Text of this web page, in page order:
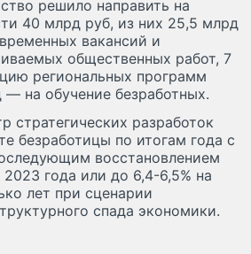
решило направить на
40 млрд руб, из них 25,5 млрд
вакансий и
общественных работ, 7
региональных программ
на обучение безработных.
стратегических разработок
безработицы по итогам года с
восстановлением
года или до 6,4-6,5% на
лет при сценарии
спада экономики.